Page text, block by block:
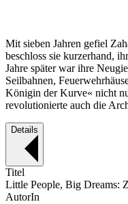
Mit sieben Jahren gefiel
beschloss sie kurzerhand,
Jahre später war ihre
Seilbahnen,
Königin der Kurve« nicht
revolutionierte auch die
Details
Titel
Little People, Big Dreams:
AutorIn